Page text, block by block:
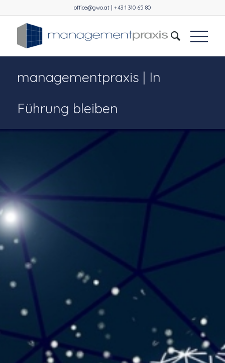
office@gwo.at | +43 1 310 65 80
managementpraxis | In
Führung bleiben